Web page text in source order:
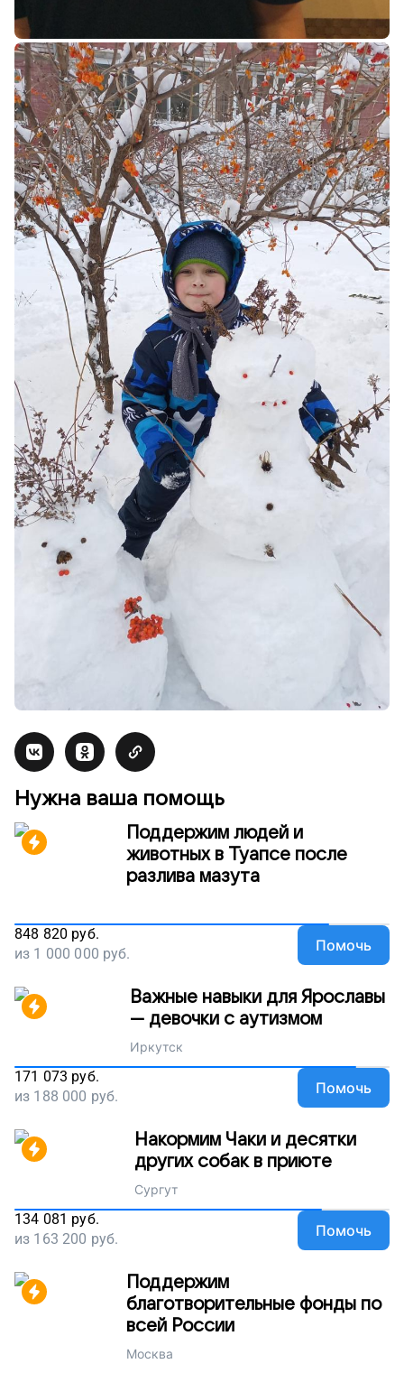
Нужна ваша помощь
Поддержим людей и
животных в Туапсе после
разлива мазута
848 820 руб.
из 1 000 000 руб. Помочь
Важные навыки для Ярославы
— девочки с аутизмом
Иркутск
171 073 руб.
из 188 000 руб. Помочь
Накормим Чаки и десятки
других собак в приюте
Сургут
134 081 руб.
из 163 200 руб. Помочь
Поддержим
благотворительные фонды по
всей России
Москва